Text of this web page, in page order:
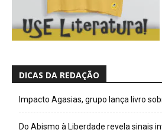
DICAS DA REDAÇÃO
Impacto Agasias, grupo lança livro
Do Abismo à Liberdade revela sinais